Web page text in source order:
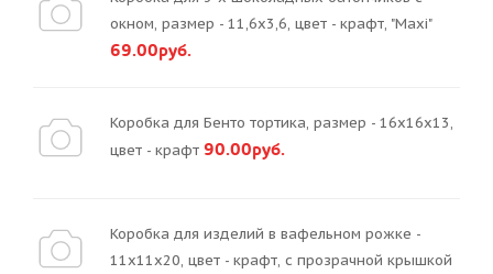
окном, размер - 11,6х3,6, цвет - крафт, "Maxi"
69.00руб.
Коробка для Бенто тортика, размер - 16х16х13,
цвет - крафт 90.00руб.
Коробка для изделий в вафельном рожке -
11х11х20, цвет - крафт, с прозрачной крышкой